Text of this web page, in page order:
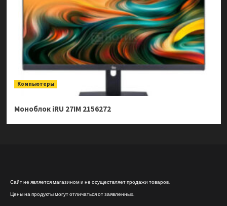
Компьютеры
Моноблок iRU 27IM 2156272
Сайт не является магазином и не осуществляет продажи товаров.
Цены на продукты могут отличаться от заявленных.